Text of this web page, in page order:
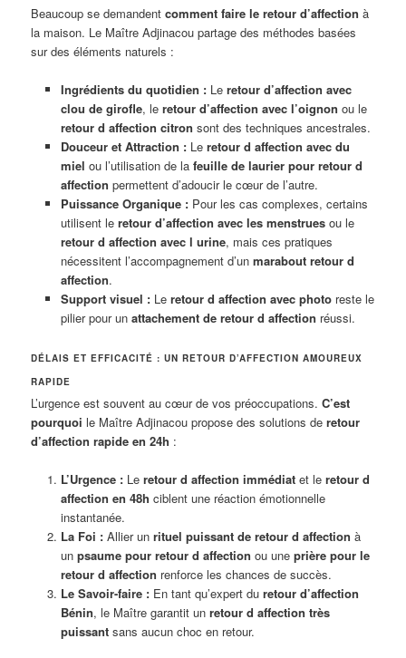
Beaucoup se demandentcomment faire le retour d’affection à
la maison. Le Maître Adjinacou partage des méthodes basées
sur des éléments naturels :
Ingrédients du quotidien :Le retour d’affection avec
clou de girofle, le retour d’affection avec l’oignon ou le
retour d affection citron sont des techniques ancestrales.
Douceur et Attraction :Le retour d affection avec du
miel ou l’utilisation de la feuille de laurier pour retour d
affection permettent d’adoucir le cœur de l’autre.
Puissance Organique :Pour les cas complexes, certains
utilisent le retour d’affection avec les menstruesou le
retour d affection avec l urine, mais ces pratiques
nécessitent l’accompagnement d’un marabout retour d
affection.
Support visuel :Le retour d affection avec photoreste le
pilier pour un attachement de retour d affection réussi.
DÉLAIS ET EFFICACITÉ : UN RETOUR D’AFFECTION AMOUREUX
RAPIDE
L’urgence est souvent au cœur de vos préoccupations.C’est
pourquoi le Maître Adjinacou propose des solutions deretour
d’affection rapide en 24h :
L’Urgence :Le retour d affection immédiatet le retour d
affection en 48h ciblent une réaction émotionnelle
instantanée.
La Foi :Allier un rituel puissant de retour d affection à
un psaume pour retour d affection ou une prière pour le
retour d affection renforce les chances de succès.
Le Savoir-faire :En tant qu’expert du retour d’affection
Bénin, le Maître garantit un retour d affection très
puissantsans aucun choc en retour.